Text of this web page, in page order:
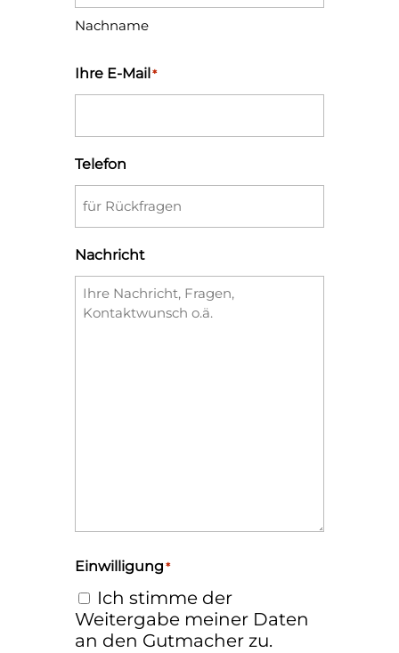
Nachname
Ihre E-Mail *
Telefon
Nachricht
Einwilligung*
Ich stimme der
Weitergabe meiner Daten
an den Gutmacher zu.